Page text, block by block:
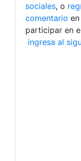
sociales, o
comentario
participar en
ingresa al